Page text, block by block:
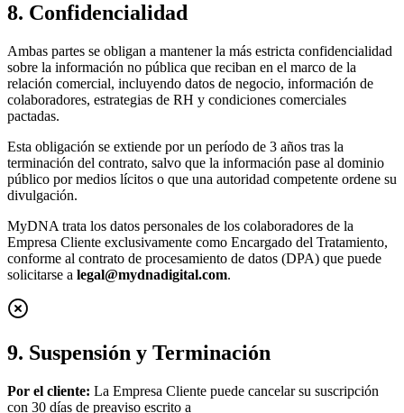
8. Confidencialidad
Ambas partes se obligan a mantener la más estricta confidencialidad
sobre la información no pública que reciban en el marco de la
relación comercial, incluyendo datos de negocio, información de
colaboradores, estrategias de RH y condiciones comerciales
pactadas.
Esta obligación se extiende por un período de 3 años tras la
terminación del contrato, salvo que la información pase al dominio
público por medios lícitos o que una autoridad competente ordene su
divulgación.
MyDNA trata los datos personales de los colaboradores de la
Empresa Cliente exclusivamente como Encargado del Tratamiento,
conforme al contrato de procesamiento de datos (DPA) que puede
solicitarse a legal@mydnadigital.com.
9. Suspensión y Terminación
Por el cliente: La Empresa Cliente puede cancelar su suscripción
con 30 días de preaviso escrito a